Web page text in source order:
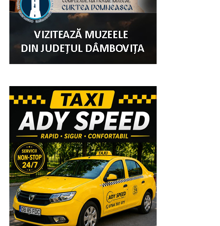
Și, ca o încununare a evenimentulului „Ziua Comunei
Șotânga”, a fost spectacolul muzical artistic. Pe scena
amplasată în parc, au evoluat pe parcursul întregii după
amiezi și până târziu în noapte, copiii, artiști în devenire,
și soliști celebri, invitați special pentru a încânta miiile de
oameni veniți nu numai din Șotânga, ci din toate
localitățile învecinate, pentru a se bucura de muzica
populara interpretată de artiștii Ansamblului Folcloric
„Chindia”, dirijat de Ionuț Dumitrescu. Apoi, rând pe rând,
au fost aplaudați la scenă deschisă și au încins atmosfera
Cristina Turcu Preda, Simona Dinescu, Raoul, Lino
Golden și, înainte de superbul foc de artificii care a